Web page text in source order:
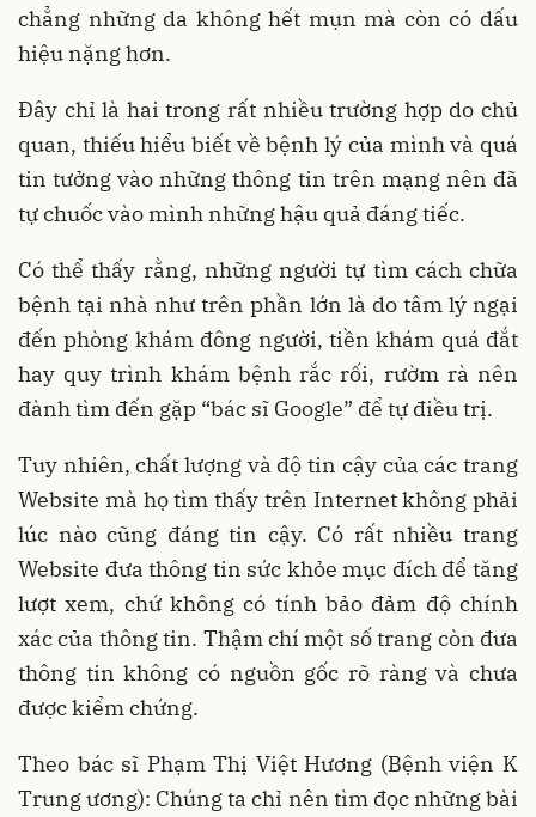
chẳng những da không hết mụn mà còn có dấu
hiệu nặng hơn.
Đây chỉ là hai trong rất nhiều trường hợp do chủ
quan, thiếu hiểu biết về bệnh lý của mình và quá
tin tưởng vào những thông tin trên mạng nên đã
tự chuốc vào mình những hậu quả đáng tiếc.
Có thể thấy rằng, những người tự tìm cách chữa
bệnh tại nhà như trên phần lớn là do tâm lý ngại
đến phòng khám đông người, tiền khám quá đắt
hay quy trình khám bệnh rắc rối, rườm rà nên
đành tìm đến gặp “bác sĩ Google” để tự điều trị.
Tuy nhiên, chất lượng và độ tin cậy của các trang
Website mà họ tìm thấy trên Internet không phải
lúc nào cũng đáng tin cậy. Có rất nhiều trang
Website đưa thông tin sức khỏe mục đích để tăng
lượt xem, chứ không có tính bảo đảm độ chính
xác của thông tin. Thậm chí một số trang còn đưa
thông tin không có nguồn gốc rõ ràng và chưa
được kiểm chứng.
Theo bác sĩ Phạm Thị Việt Hương (Bệnh viện K
Trung ương): Chúng ta chỉ nên tìm đọc những bài